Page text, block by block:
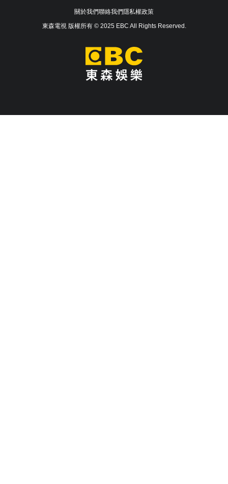
關於我們聯絡我們隱私權政策
東森電視 版權所有 © 2025 EBC All Rights Reserved.